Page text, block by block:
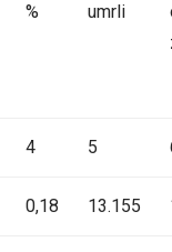
% umrli
4 5
0,18 13.155